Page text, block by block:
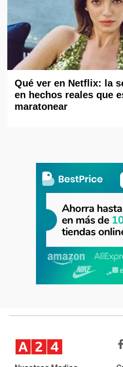
Qué ver en Netflix: la
en hechos reales que
maratonear